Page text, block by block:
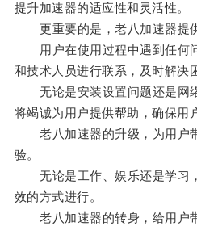
提升加速器的适应性和灵活性。
更重要的是，老八加速器提供
用户在使用过程中遇到任何
和技术人员进行联系，及时解决
无论是安装设置问题还是网
将竭诚为用户提供帮助，确保用
老八加速器的升级，为用户
验。
无论是工作、娱乐还是学习
效的方式进行。
老八加速器的转身，给用户